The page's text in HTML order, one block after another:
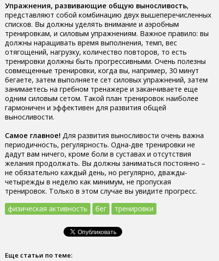
Упражнения, развивающие общую выносливость,
представляют собой комбинацию двух вышеперечисленных
списков. Вы должны уделять внимание и аэробным
тренировкам, и силовым упражнениям. Важное правило: вы
должны наращивать время выполнения, темп, вес
отягощений, нагрузку, количество повторов, то есть
тренировки должны быть прогрессивными. Очень полезны
совмещенные тренировки, когда вы, например, 30 минут
бегаете, затем выполняете сет силовых упражнений, затем
занимаетесь на гребном тренажере и заканчиваете еще
одним силовым сетом. Такой план тренировок наиболее
гармоничен и эффективен для развития общей
выносливости.
Самое главное! Для развития выносливости очень важна
периодичность, регулярность. Одна-две тренировки не
дадут вам ничего, кроме боли в суставах и отсутствия
желания продолжать. Вы должны заниматься постоянно –
не обязательно каждый день, но регулярно, дважды-
четырежды в неделю как минимум, не пропуская
тренировок. Только в этом случае вы увидите прогресс.
физическая активность
бег тренировки
Еще статьи по теме: